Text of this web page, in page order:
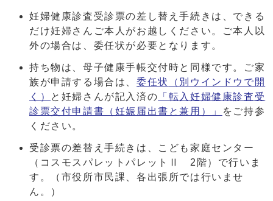
妊婦健康診査受診票の差し替え手続きは、できる
だけ妊婦さんご本人がお越しください。ご本人以
外の場合は、委任状が必要となります。
持ち物は、母子健康手帳交付時と同様です。ご家
族が申請する場合は、 委任状
（別ウインドウで開
く）
と妊婦さんが記入済の 「転入妊婦健康診査受
診票交付申請書（妊娠届出書と兼用）」
をご持参
ください。
受診票の差替え手続きは、こども家庭センター
（コスモスパレットパレットⅡ 2階）で行いま
す。（市役所市民課、各出張所では行いませ
ん。）